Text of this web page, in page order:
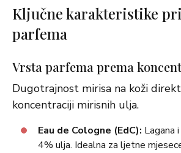
Ključne karakteristike
parfema
Vrsta parfema prema
Dugotrajnost mirisa na koži
koncentraciji mirisnih ulja.
Eau de Cologne (EdC): Lagana
4% ulja. Idealna za ljetne